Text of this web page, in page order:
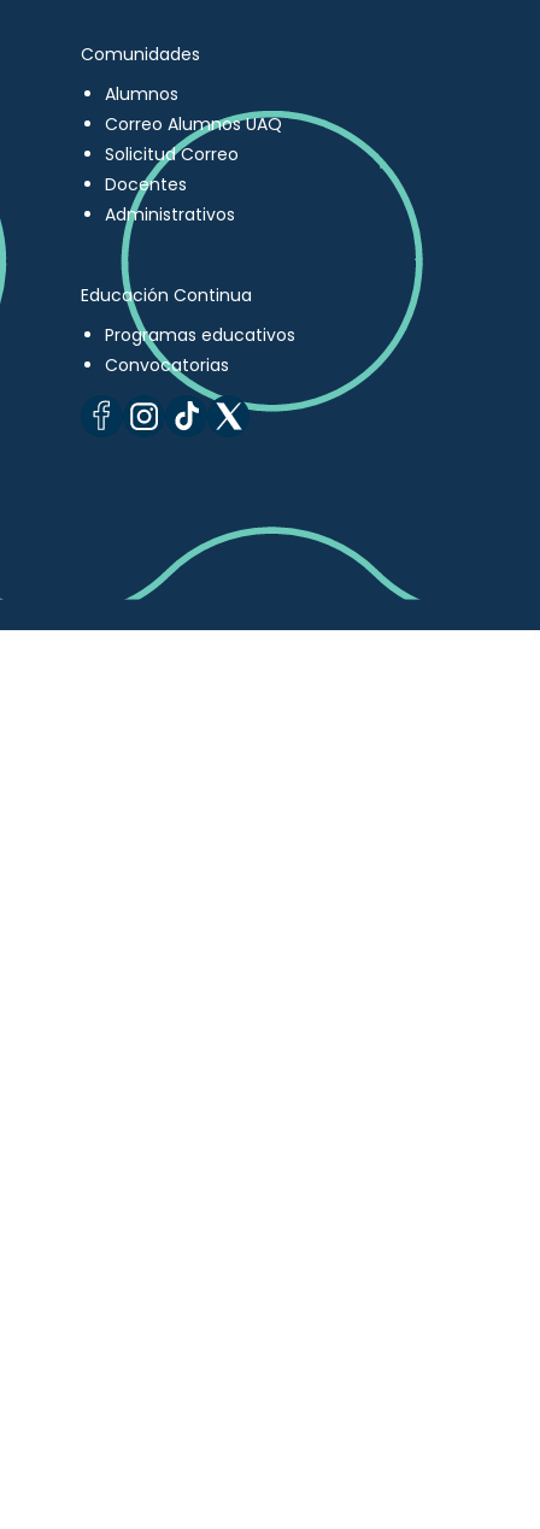
Comunidades
Alumnos
Correo Alumnos UAQ
Solicitud Correo
Docentes
Administrativos
Educación Continua
Programas educativos
Convocatorias